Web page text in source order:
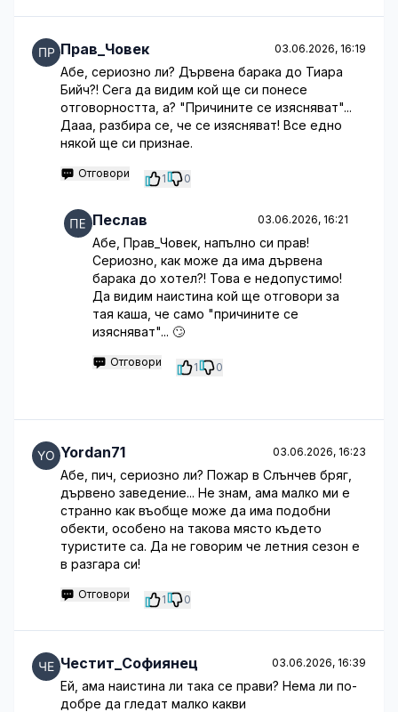
Прав_Човек 03.06.2026, 16:19
Абе, сериозно ли? Дървена барака до Тиара
Бийч?! Сега да видим кой ще си понесе
отговорността, а? "Причините се изясняват"...
Дааа, разбира се, че се изясняват! Все едно
някой ще си признае.
Отговори 1 0
Песлав 03.06.2026, 16:21
Абе, Прав_Човек, напълно си прав!
Сериозно, как може да има дървена
барака до хотел?! Това е недопустимо!
Да видим наистина кой ще отговори за
тая каша, че само "причините се
изясняват"... 🙄
Отговори 1 0
Yordan71 03.06.2026, 16:23
Абе, пич, сериозно ли? Пожар в Слънчев бряг,
дървено заведение... Не знам, ама малко ми е
странно как въобще може да има подобни
обекти, особено на такова място където
туристите са. Да не говорим че летния сезон е
в разгара си!
Отговори 1 0
Честит_Софиянец 03.06.2026, 16:39
Ей, ама наистина ли така се прави? Нема ли по-
добре да гледат малко какви